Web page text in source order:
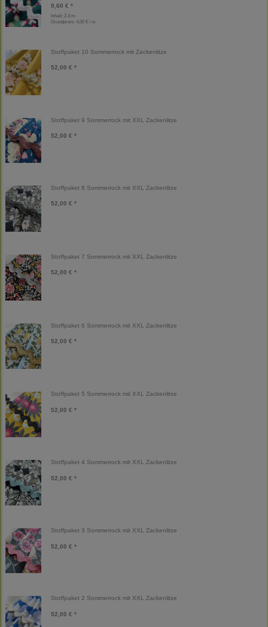
9,60 € *
Inhalt: 2,4 m
Grundpreis: 4,00 € / m
Stoffpaket 10 Sommerrock mit Zackenlitze
52,00 € *
Stoffpaket 9 Sommerrock mit XXL Zackenlitze
52,00 € *
Stoffpaket 8 Sommerrock mit XXL Zackenlitze
52,00 € *
Stoffpaket 7 Sommerrock mit XXL Zackenlitze
52,00 € *
Stoffpaket 6 Sommerrock mit XXL Zackenlitze
52,00 € *
Stoffpaket 5 Sommerrock mit XXL Zackenlitze
52,00 € *
Stoffpaket 4 Sommerrock mit XXL Zackenlitze
52,00 € *
Stoffpaket 3 Sommerrock mit XXL Zackenlitze
52,00 € *
Stoffpaket 2 Sommerrock mit XXL Zackenlitze
52,00 € *